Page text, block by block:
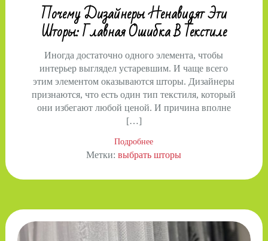
Почему Дизайнеры Ненавидят Эти
Шторы: Главная Ошибка В Текстиле
Иногда достаточно одного элемента, чтобы
интерьер выглядел устаревшим. И чаще всего
этим элементом оказываются шторы. Дизайнеры
признаются, что есть один тип текстиля, который
они избегают любой ценой. И причина вполне
[…]
Подробнее
Метки:выбрать шторы